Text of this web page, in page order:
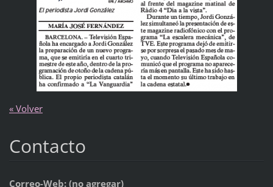
« Volver
Contacto
Correo-Web: (no agregar)